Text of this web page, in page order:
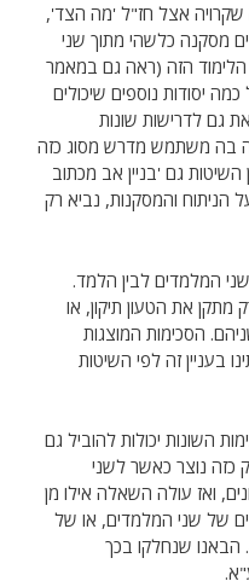
אצל חז"ל 'מה הצד',
מסקנה כלשהי מתוך שני
הלימוד הזה (ראה גם במאמר
יסודות נוספים שיכולים
גם לדרישות שונות
בה משתמש מדרש מסוג כזה
השיטות גם 'בניין אב מכתוב
הניתוח והמסקנות, נביא רק
המלמדים לבין הלמד.
את הטעון תיקון, או
הסכימות המוצגות
בעניין זה לפי השיטות
השונות יכולות להוביל גם
כזה נוצר כאשר לשני
ואז עולה השאלה אילו מן
של שני המלמדים, או של
שנחלקו בכך